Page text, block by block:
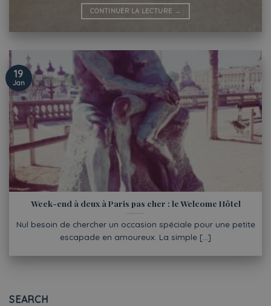
CONTINUER LA LECTURE →
Week-end à deux à Paris pas cher : le Welcome Hôtel
Nul besoin de chercher un occasion spéciale pour une petite
escapade en amoureux. La simple [...]
19
Jan
SEARCH